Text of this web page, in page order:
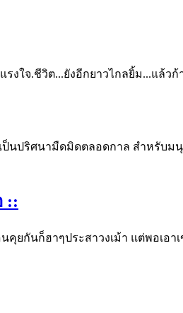
ใจ.ชีวิต...ยังอีกยาวไกลยิ้ม...แล้ว
าคต เป็นปริศนามืดมิดตลอดกาล
::
ยกันก็ฮาๆประสาวงเม้า แต่พอเอ